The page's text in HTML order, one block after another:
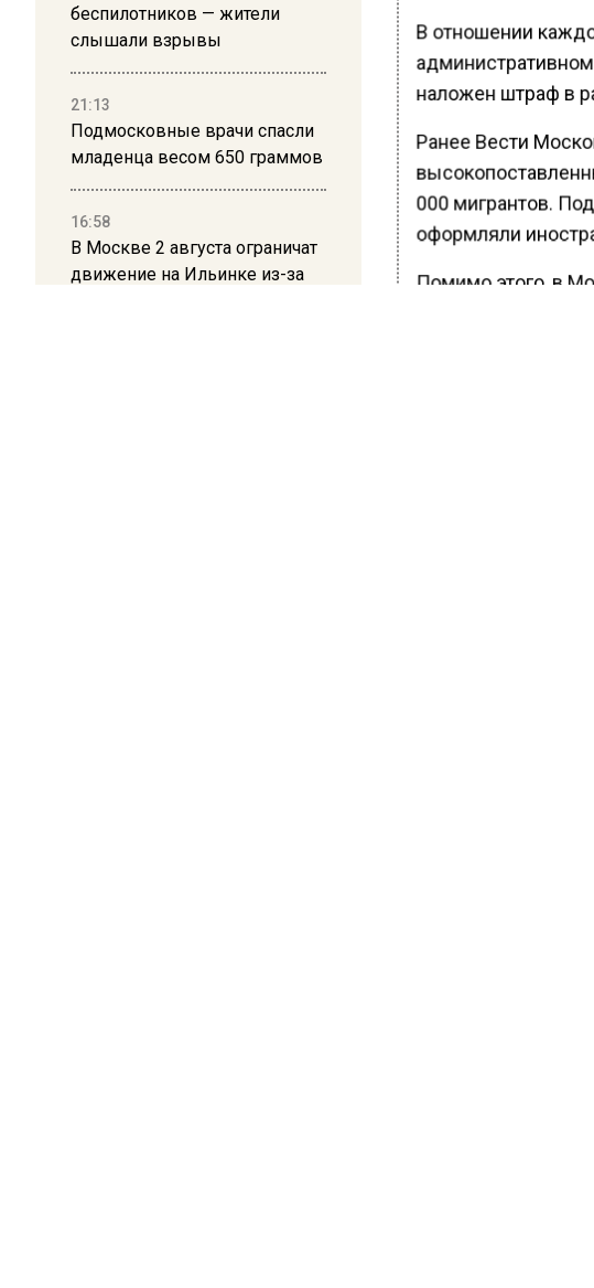
беспилотников — жители
слышали взрывы
21:13
Подмосковные врачи спасли
младенца весом 650 граммов
16:58
В Москве 2 августа ограничат
движение на Ильинке из-за
В отношении
наложен штраф в
Ранее Вести
000 мигрантов.
оформляли
Помимо этого, в